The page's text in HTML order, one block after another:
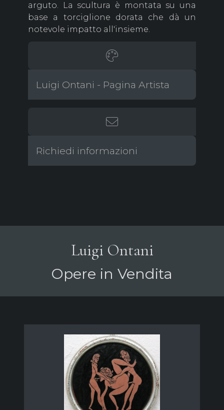
arguto. La scultura è montata su una
base a torciglione dorata che dà un
notevole impatto all'insieme.
Luigi Ontani - Pagina Artista
Richiedi informazioni
Luigi Ontani
Opere in Vendita